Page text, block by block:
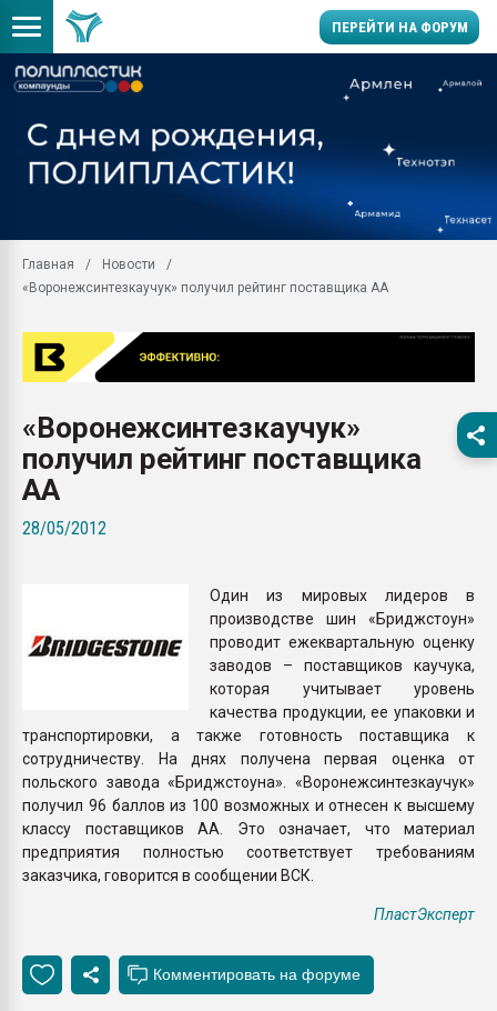
ПЕРЕЙТИ НА ФОРУМ
заводу пластмасс"
28.07.2026
пластмасс
28.07.2026
ситуацией на
ПЕРЕЙТИ НА
Главная
Новости
«Воронежсинтезкаучук» получил рейтинг поставщика АА
«Воронежсинтезкаучук»
получил рейтинг поставщика
АА
28/05/2012
Один из мировых лидеров в
производстве шин «Бриджстоун»
проводит ежеквартальную оценку
заводов – поставщиков каучука,
которая учитывает уровень
качества продукции, ее упаковки и
транспортировки, а также готовность поставщика к
сотрудничеству. На днях получена первая оценка от
польского завода «Бриджстоуна». «Воронежсинтезкаучук»
получил 96 баллов из 100 возможных и отнесен к высшему
классу поставщиков АА. Это означает, что материал
предприятия полностью соответствует требованиям
заказчика, говорится в сообщении ВСК.
ПластЭксперт